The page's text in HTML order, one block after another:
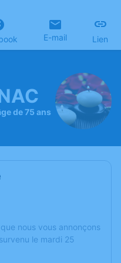
E-mail Lien
de 75 ans
nous vous annonçons
le mardi 25